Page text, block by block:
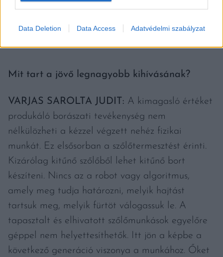
Data Deletion Data Access Adatvédelmi szabályzat
Mit tart a jövő legnagyobb kihívásának?
VARJAS SAROLTA JUDIT: A kimagasló értéket
produkáló borászati tevékenység nem
nélkülözheti a kézzel végzett nehéz fizikai
munkát. Ez elsősorban a szőlőtermesztést érinti.
Kizárólag kitűnő szőlőből lehet kitűnő bort
készíteni. Nincs az a robot vagy algoritmus,
amely meg tudja határozni, melyik hajtást
tartsuk meg, melyik fürtöt válogassuk le. A
tapasztalt és elhivatott szőlőmunkások egyelőre
géppel nem helyettesíthetők. Itt jön a képbe a
következő generáció viszonya a munkához. Őket